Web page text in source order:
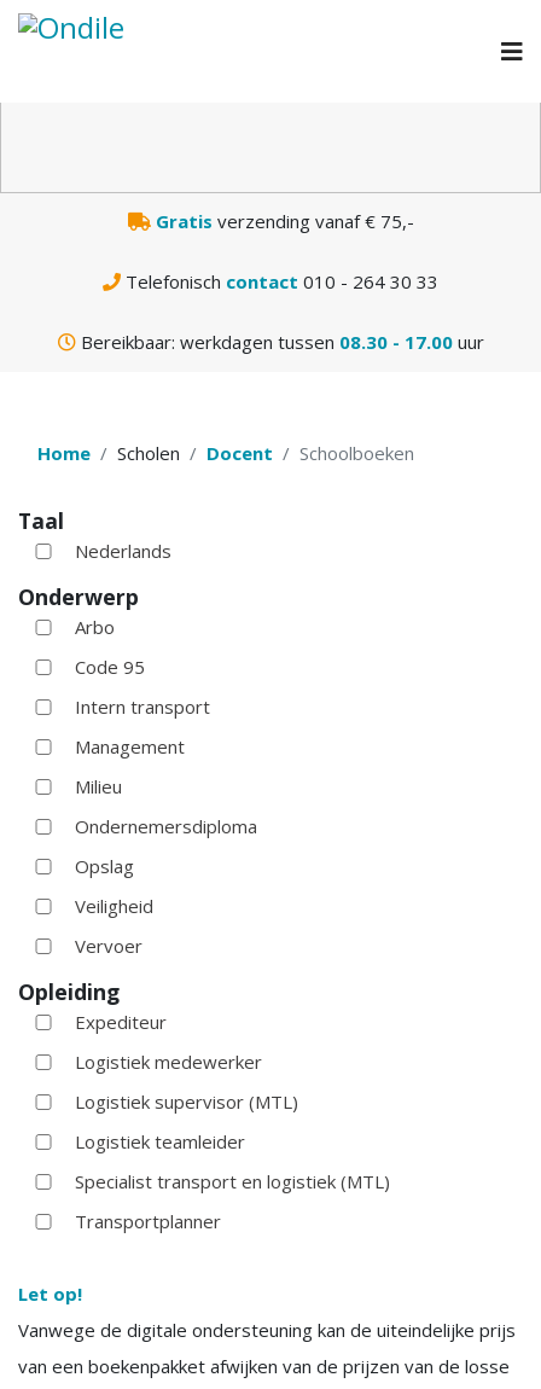
Gratis verzending vanaf € 75,-
Telefonisch contact 010 - 264 30 33
Bereikbaar: werkdagen tussen 08.30 - 17.00uur
Home Scholen Docent Schoolboeken
Taal
Nederlands
Onderwerp
Arbo
Code 95
Intern transport
Management
Milieu
Ondernemersdiploma
Opslag
Veiligheid
Vervoer
Opleiding
Expediteur
Logistiek medewerker
Logistiek supervisor (MTL)
Logistiek teamleider
Specialist transport en logistiek (MTL)
Transportplanner
Let op!
Vanwege de digitale ondersteuning kan de uiteindelijke prijs
van een boekenpakket afwijken van de prijzen van de losse